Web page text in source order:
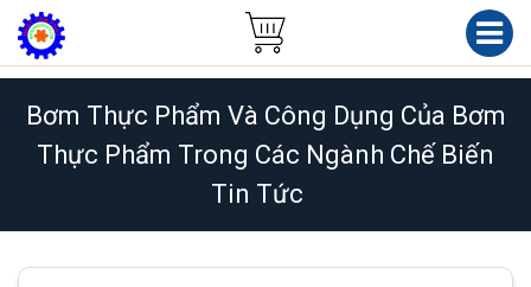
Bơm Thực Phẩm Và Công Dụng Của Bơm
Thực Phẩm Trong Các Ngành Chế Biến
Tin Tức